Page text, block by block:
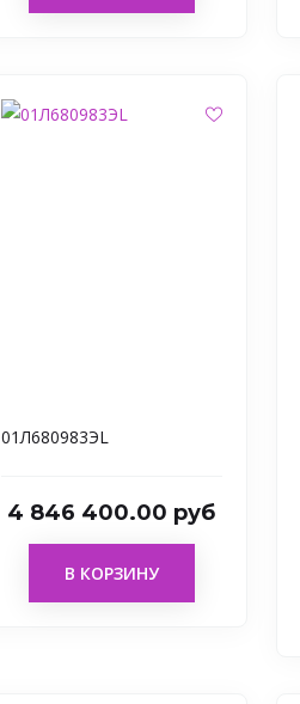
01Л680983ЭL
4 846 400.00 руб
В КОРЗИНУ